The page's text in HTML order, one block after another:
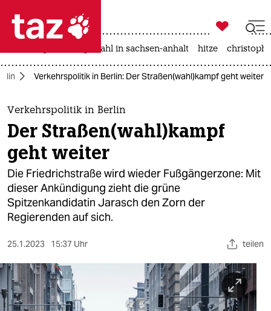
 taz zahl ich
taz zahl ich
themen
politik
öko
gesellschaft
kultur
sport
berlin
nord

taz zahl ich
landtagswahl in sachsen-anhalt hitze
Verkehrspolitik in Berlin: Der Straßen(wahl)kampf geht weiter
Verkehrspolitik in Berlin
Der Straßen(wahl)kampf
geht weiter
Die Friedrichstraße wird wieder Fußgängerzone: Mit
dieser Ankündigung zieht die grüne
Spitzenkandidatin Jarasch den Zorn der
Regierenden auf sich.
25.1.2023 15:37 Uhr teilen